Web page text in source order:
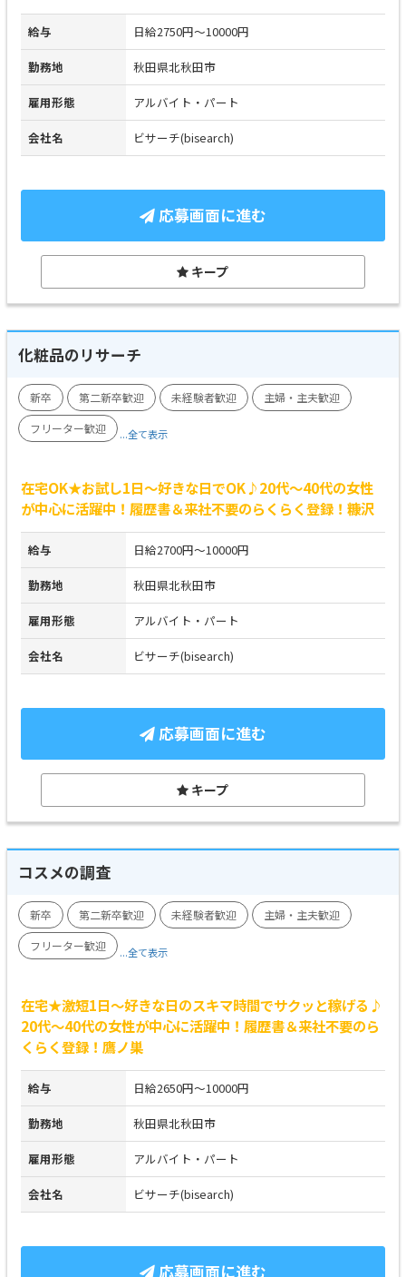
給与 日給2750円～10000円
勤務地 秋田県北秋田市
雇用形態 アルバイト・パート
会社名 ビサーチ(bisearch)
応募画面に進む
キープ
化粧品のリサーチ
新卒 第二新卒歓迎 未経験者歓迎
主婦・主夫歓迎
フリーター歓迎
...全て表示
在宅OK★お試し1日～好きな日でOK♪20代～40代の女性
が中心に活躍中！履歴書＆来社不要のらくらく登録！糠沢
給与 日給2700円～10000円
勤務地 秋田県北秋田市
雇用形態 アルバイト・パート
会社名 ビサーチ(bisearch)
応募画面に進む
キープ
コスメの調査
新卒 第二新卒歓迎 未経験者歓迎
主婦・主夫歓迎
フリーター歓迎
...全て表示
在宅★激短1日～好きな日のスキマ時間でサクッと稼げる♪
20代～40代の女性が中心に活躍中！履歴書＆来社不要のら
くらく登録！鷹ノ巣
給与 日給2650円～10000円
勤務地 秋田県北秋田市
雇用形態 アルバイト・パート
会社名 ビサーチ(bisearch)
応募画面に進む